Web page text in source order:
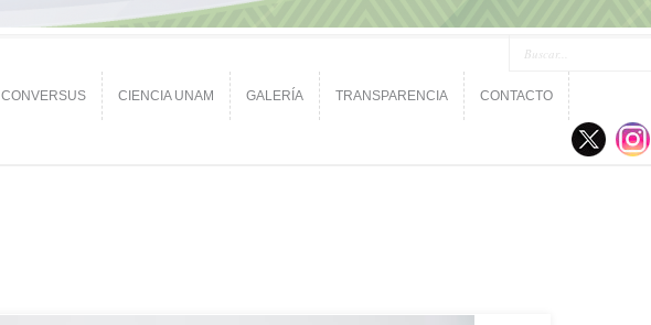
CONVERSUS CIENCIA UNAM GALERÍA TRANSPARENCIA CONTACTO